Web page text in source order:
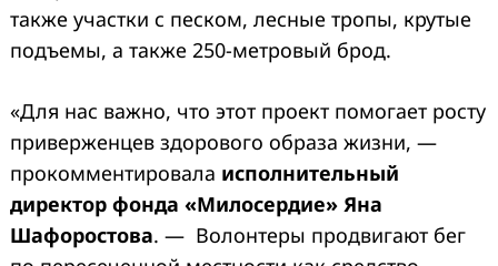
также участки с песком, лесные тропы, крутые
подъемы, а также 250-метровый брод.
«Для нас важно, что этот проект помогает росту
приверженцев здорового образа жизни, —
прокомментировала исполнительный
директор фонда «Милосердие» Яна
Шафоростова. — Волонтеры продвигают бег